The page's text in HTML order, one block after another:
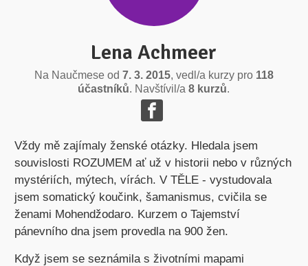
Lena Achmeer
Na Naučmese od 7. 3. 2015, vedl/a kurzy pro 118
účastníků. Navštívil/a8 kurzů.
Vždy mě zajímaly ženské otázky. Hledala jsem
souvislosti ROZUMEM ať už v historii nebo v různých
mystériích, mýtech, vírách. V TĚLE - vystudovala
jsem somatický koučink, šamanismus, cvičila se
ženami Mohendžodaro. Kurzem o Tajemství
pánevního dna jsem provedla na 900 žen.
Když jsem se seznámila s životními mapami